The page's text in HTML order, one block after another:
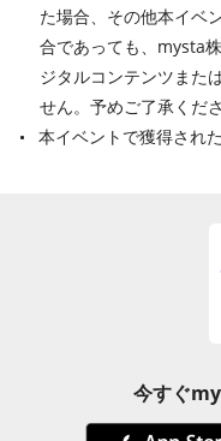
た場合、その他本イベ
合であっても、mysta
ジタルコンテンツまた
せん。予めご了承くださ
本イベントで獲得され
今すぐ